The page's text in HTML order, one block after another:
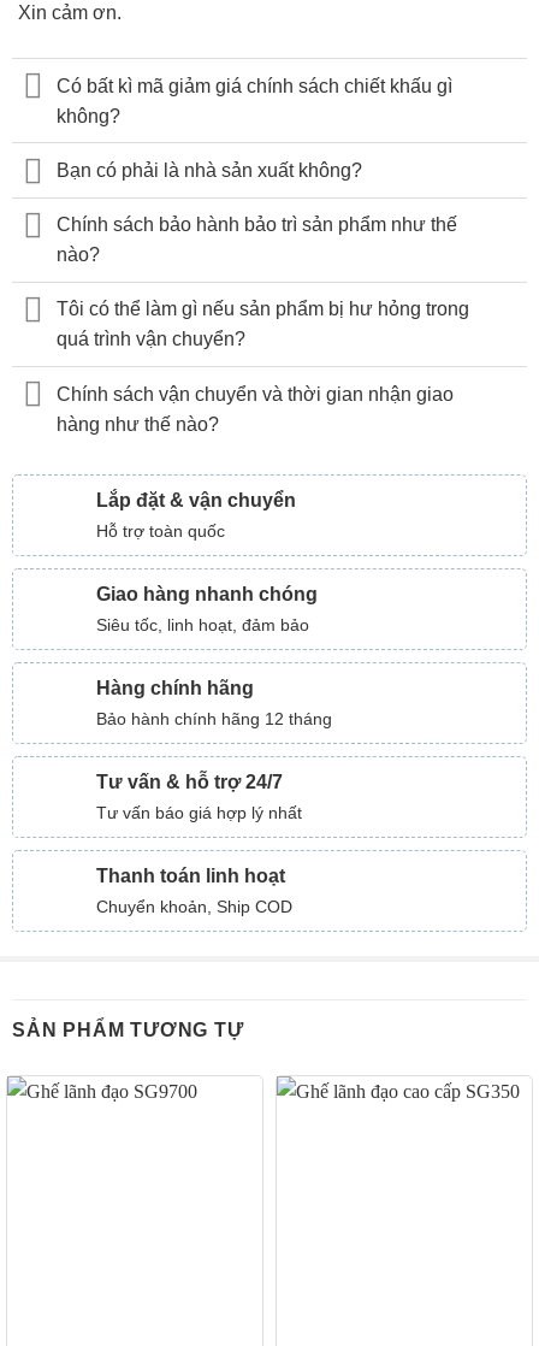
Xin cảm ơn.
Có bất kì mã giảm giá chính sách chiết khấu gì
không?
Bạn có phải là nhà sản xuất không?
Chính sách bảo hành bảo trì sản phẩm như thế
nào?
Tôi có thể làm gì nếu sản phẩm bị hư hỏng trong
quá trình vận chuyển?
Chính sách vận chuyển và thời gian nhận giao
hàng như thế nào?
Lắp đặt & vận chuyển
Hỗ trợ toàn quốc
Giao hàng nhanh chóng
Siêu tốc, linh hoạt, đảm bảo
Hàng chính hãng
Bảo hành chính hãng 12 tháng
Tư vấn & hỗ trợ 24/7
Tư vấn báo giá hợp lý nhất
Thanh toán linh hoạt
Chuyển khoản, Ship COD
SẢN PHẨM TƯƠNG TỰ